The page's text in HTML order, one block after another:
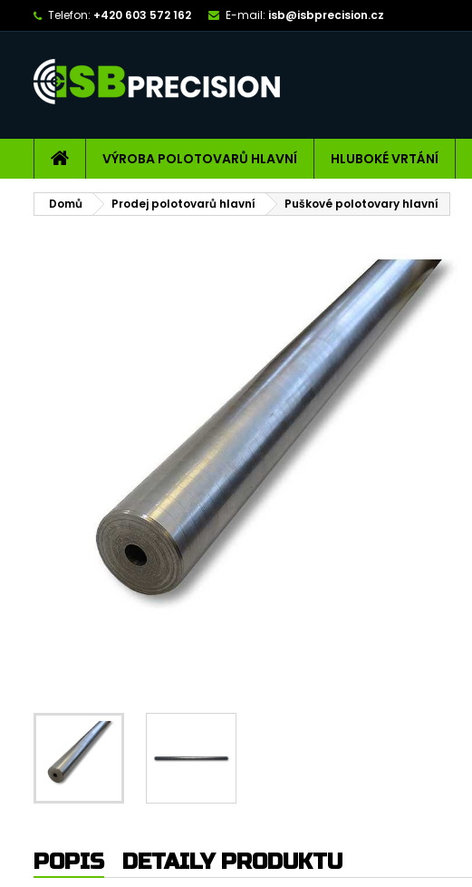
Telefon: +420 603 572 162 E-mail: isb@isbprecision.cz
VÝROBA POLOTOVARŮ HLAVNÍ HLUBOKÉ VRTÁNÍ
Domů Prodej polotovarů hlavní Puškové polotovary hlavní
POPIS DETAILY PRODUKTU